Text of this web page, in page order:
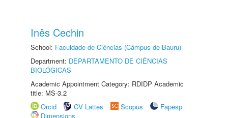
Inês Cechin
School: Faculdade de Ciências (Câmpus de Bauru)
Department: DEPARTAMENTO DE CIÊNCIAS
BIOLÓGICAS
Academic Appointment Category: RDIDP Academic
title: MS-3.2
Orcid
CV Lattes Scopus
Fapesp
Dimensions